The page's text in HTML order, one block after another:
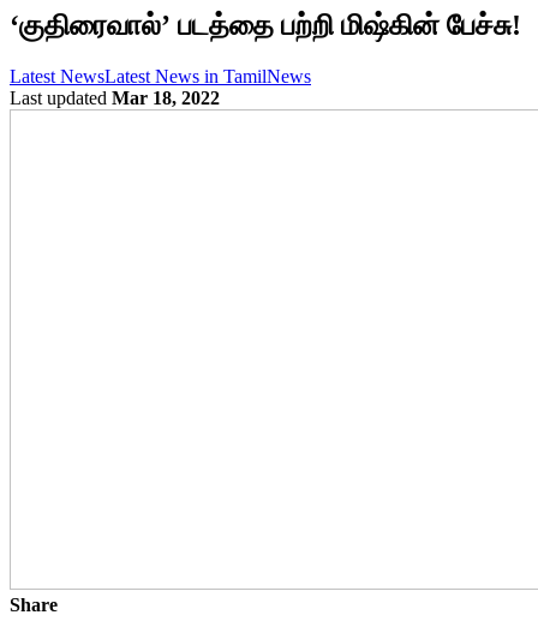
‘குதிரைவால்’ படத்தை பற்றி மிஷ்கின் பேச்சு!
Latest NewsLatest News in TamilNews
Last updated Mar 18, 2022
Share